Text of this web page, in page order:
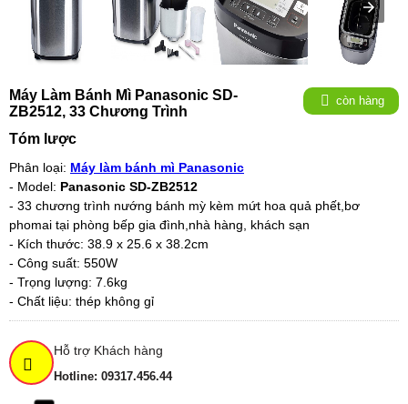
Máy Làm Bánh Mì Panasonic SD-
ZB2512, 33 Chương Trình
còn hàng
Tóm lược
Phân loại: Máy làm bánh mì Panasonic
- Model: Panasonic SD-ZB2512
- 33 chương trình nướng bánh mỳ kèm mứt hoa quả phết,bơ
phomai tại phòng bếp gia đình,nhà hàng, khách sạn
- Kích thước: 38.9 x 25.6 x 38.2cm
- Công suất: 550W
- Trọng lượng: 7.6kg
- Chất liệu: thép không gỉ
Hỗ trợ Khách hàng
Hotline: 09317.456.44